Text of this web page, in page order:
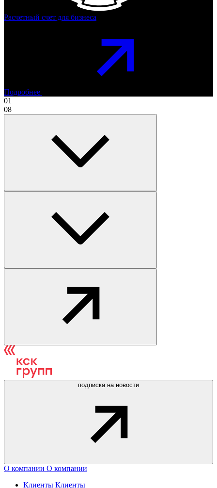
Расчетный счет для бизнеса
Подробнее
01
08
подписка на новости
О компании О компании
Клиенты Клиенты